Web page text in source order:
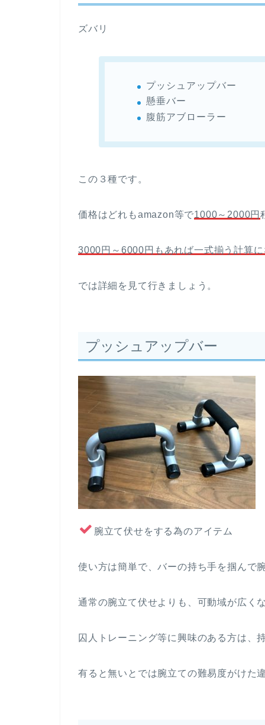
ズバリ
プッシュアップバー
懸垂バー
腹筋アブローラー
この３種です。
価格はどれもamazon等で1000～2000円
3000円～6000円もあれば一式揃う計算
では詳細を見て行きましょう。
プッシュアップバー
腕立て伏せをする為のアイテム
使い方は簡単で、バーの持ち手を掴んで
通常の腕立て伏せよりも、可動域が広く
囚人トレーニング等に興味のある方は、
有ると無いとでは腕立ての難易度がけた